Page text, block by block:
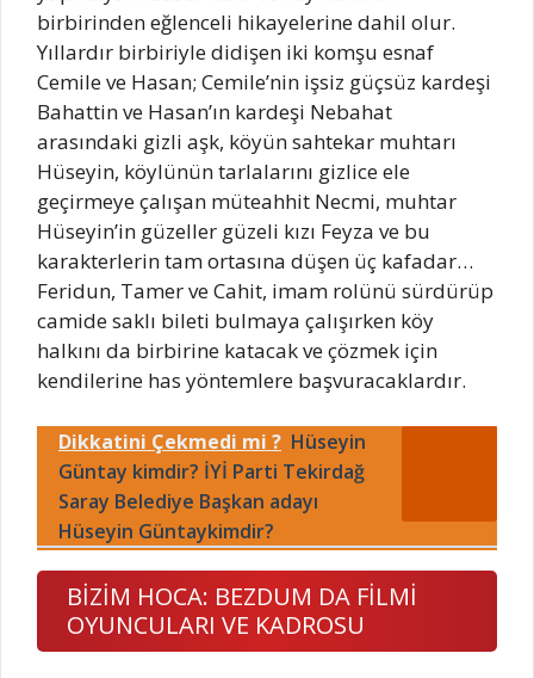
birbirinden eğlenceli hikayelerine dahil olur.
Yıllardır birbiriyle didişen iki komşu esnaf
Cemile ve Hasan; Cemile’nin işsiz güçsüz kardeşi
Bahattin ve Hasan’ın kardeşi Nebahat
arasındaki gizli aşk, köyün sahtekar muhtarı
Hüseyin, köylünün tarlalarını gizlice ele
geçirmeye çalışan müteahhit Necmi, muhtar
Hüseyin’in güzeller güzeli kızı Feyza ve bu
karakterlerin tam ortasına düşen üç kafadar…
Feridun, Tamer ve Cahit, imam rolünü sürdürüp
camide saklı bileti bulmaya çalışırken köy
halkını da birbirine katacak ve çözmek için
kendilerine has yöntemlere başvuracaklardır.
Dikkatini Çekmedi mi ? Hüseyin
Güntay kimdir? İYİ Parti Tekirdağ
Saray Belediye Başkan adayı
Hüseyin Güntaykimdir?
BİZİM HOCA: BEZDUM DA FİLMİ
OYUNCULARI VE KADROSU